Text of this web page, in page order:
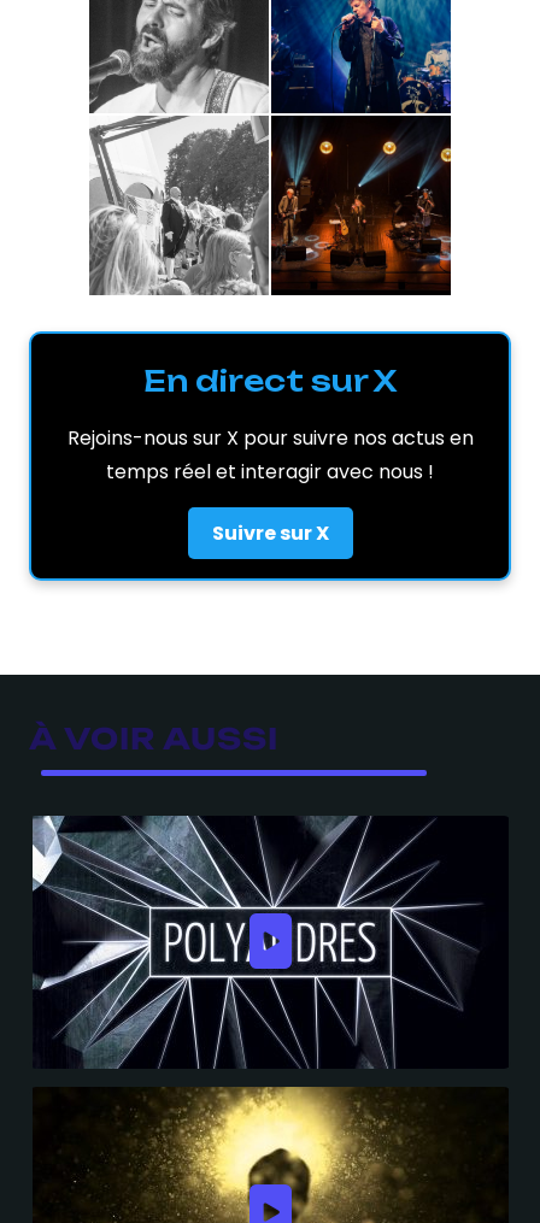
En direct sur X
Rejoins-nous sur X pour suivre nos actus en
temps réel et interagir avec nous !
Suivre sur X
À VOIR AUSSI